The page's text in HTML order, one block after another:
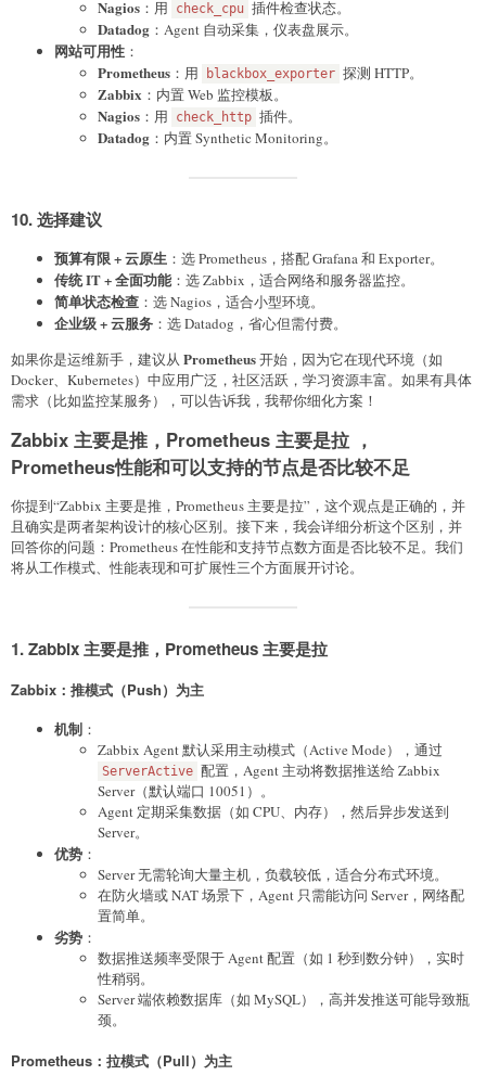
Nagios ：用 check_cpu 插件检查状态。
Datadog ：Agent 自动采集，仪表盘展示。
网站可用性 ：
Prometheus ：用 blackbox_exporter 探测 HTTP。
Zabbix ：内置 Web 监控模板。
Nagios ：用 check_http 插件。
Datadog ：内置 Synthetic Monitoring。
10.选择建议
预算有限 + 云原生 ：选 Prometheus，搭配 Grafana 和 Exporter。
传统 IT + 全面功能 ：选 Zabbix，适合网络和服务器监控。
简单状态检查 ：选 Nagios，适合小型环境。
企业级 + 云服务 ：选 Datadog，省心但需付费。
如果你是运维新手，建议从 Prometheus开始，因为它在现代环境（如
Docker、Kubernetes）中应用广泛，社区活跃，学习资源丰富。如果有具体
需求（比如监控某服务），可以告诉我，我帮你细化方案！
Zabbix 主要是推，Prometheus 主要是拉 ，
Prometheus性能和可以支持的节点是否比较不足
你提到“Zabbix 主要是推，Prometheus 主要是拉”，这个观点是正确的，并
且确实是两者架构设计的核心区别。接下来，我会详细分析这个区别，并
回答你的问题：Prometheus 在性能和支持节点数方面是否比较不足。我们
将从工作模式、性能表现和可扩展性三个方面展开讨论。
1. Zabbix 主要是推，Prometheus 主要是拉
Zabbix：推模式（Push）为主
机制 ：
Zabbix Agent 默认采用主动模式（Active Mode），通过
ServerActive 配置，Agent 主动将数据推送给 Zabbix
Server（默认端口 10051）。
Agent 定期采集数据（如 CPU、内存），然后异步发送到
Server。
优势 ：
Server 无需轮询大量主机，负载较低，适合分布式环境。
在防火墙或 NAT 场景下，Agent 只需能访问 Server，网络配
置简单。
劣势 ：
数据推送频率受限于 Agent 配置（如 1 秒到数分钟），实时
性稍弱。
Server 端依赖数据库（如 MySQL），高并发推送可能导致瓶
颈。
Prometheus：拉模式（Pull）为主